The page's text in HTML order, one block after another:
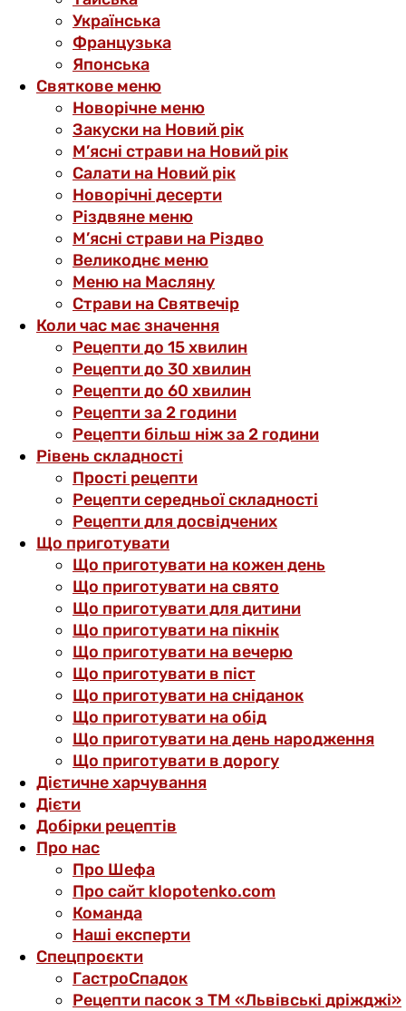
Українська
Французька
Японська
Святкове меню
Новорічне меню
Закуски на Новий рік
М’ясні страви на Новий рік
Салати на Новий рік
Новорічні десерти
Різдвяне меню
М’ясні страви на Різдво
Великоднє меню
Меню на Масляну
Страви на Святвечір
Коли час має значення
Рецепти до 15 хвилин
Рецепти до 30 хвилин
Рецепти до 60 хвилин
Рецепти за 2 години
Рецепти більш ніж за 2 години
Рівень складності
Прості рецепти
Рецепти середньої складності
Рецепти для досвідчених
Що приготувати
Що приготувати на кожен день
Що приготувати на свято
Що приготувати для дитини
Що приготувати на пікнік
Що приготувати на вечерю
Що приготувати в піст
Що приготувати на сніданок
Що приготувати на обід
Що приготувати на день народження
Що приготувати в дорогу
Дієтичне харчування
Дієти
Добірки рецептів
Про нас
Про Шефа
Про сайт klopotenko.com
Команда
Наші експерти
Спецпроєкти
ГастроСпадок
Рецепти пасок з ТМ «Львівські дріжджі»